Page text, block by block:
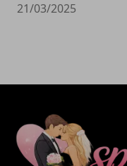
21/03/2025